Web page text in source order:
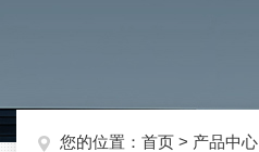
您的位置： 首页 > 产品中心